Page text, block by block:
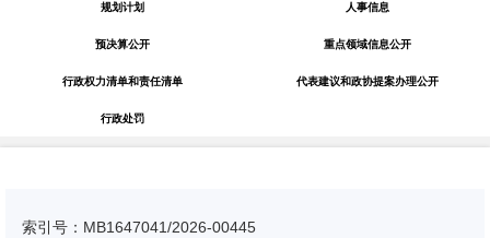
规划计划 人事信息
预决算公开 重点领域信息公开
行政权力清单和责任清单 代表建议和政协提案办理公开
行政处罚
索引号：MB1647041/2026-00445